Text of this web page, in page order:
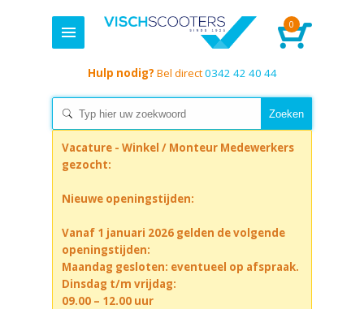
0
Hulp nodig? Bel direct0342 42 40 44
Vacature - Winkel / Monteur Medewerkers
gezocht:
Nieuwe openingstijden:
Vanaf 1 januari 2026 gelden de volgende
openingstijden:
Maandag gesloten: eventueel op afspraak.
Dinsdag t/m vrijdag:
09.00 – 12.00 uur